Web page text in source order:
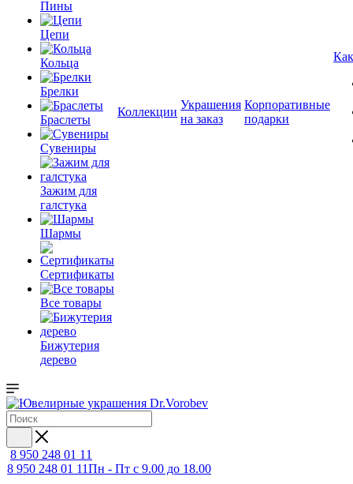
Пины
Цепи
Кольца
Брелки
Браслеты
Сувениры
Зажим для
галстука
Шармы
Сертификаты
Все товары
Бижутерия
дерево
Коллекции
Украшения
на заказ
Корпоративные
подарки
8 950 248 01 11
8 950 248 01 11Пн - Пт с 9.00 до 18.00